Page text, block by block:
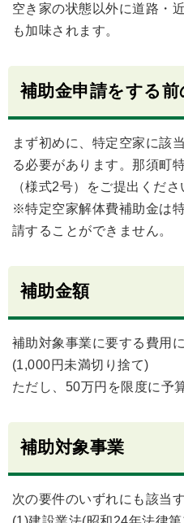
空き家の状態以外に道路・
も加味されます。
補助金申請をする
まず初めに、特定空家に該
る必要があります。那須町
（様式2号）をご提出くださ
※特定空家解体費補助金は
請することができません。
補助金額
補助対象事業に要する費用
(1,000円未満切り捨て)
ただし、50万円を限度に予
補助対象事業
次の要件のいずれにも該当